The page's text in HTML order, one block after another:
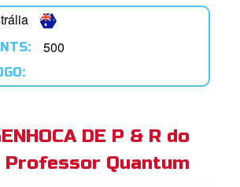
500
DE P & R do
Professor Quantum